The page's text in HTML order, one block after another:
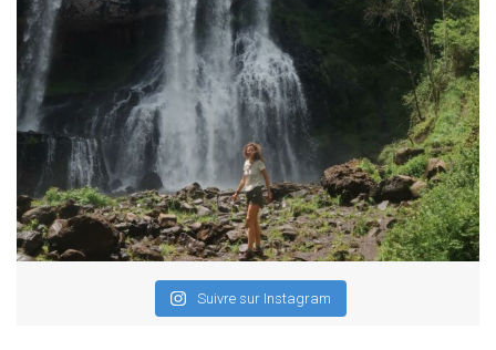
Suivre sur Instagram